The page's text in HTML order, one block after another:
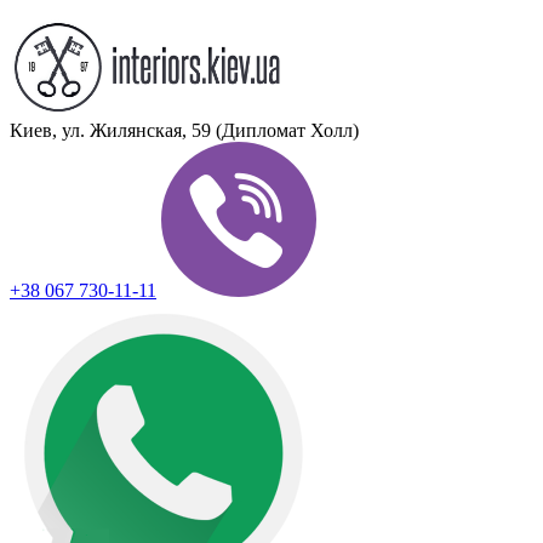
Киев, ул. Жилянская, 59 (Дипломат Холл)
+38 067 730-11-11